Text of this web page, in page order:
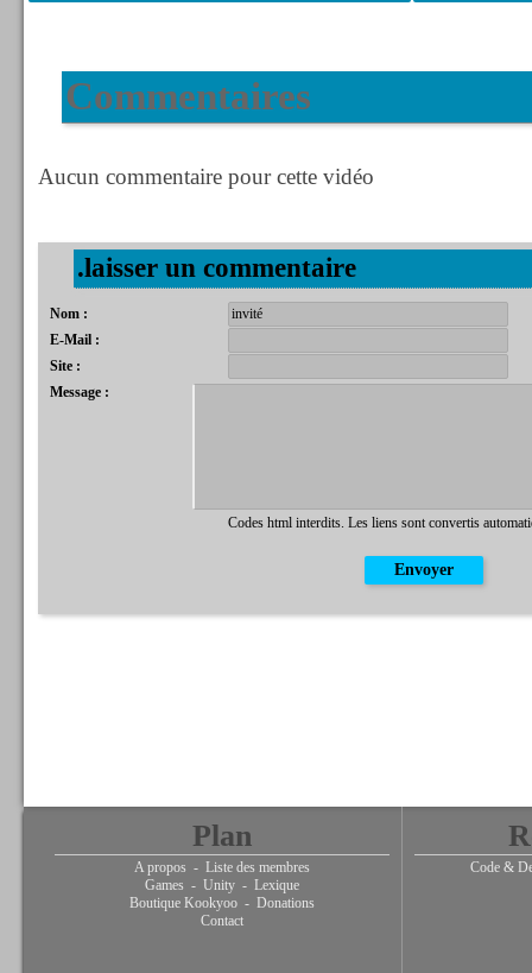
Commentaires
Aucun commentaire pour cette vidéo
.laisser un commentaire
Nom :
E-Mail :
Site :
Message :
Codes html interdits. Les liens sont convertis
Plan
A propos - Liste des membres
Games - Unity - Lexique
Boutique Kookyoo - Donations
Contact
Code &